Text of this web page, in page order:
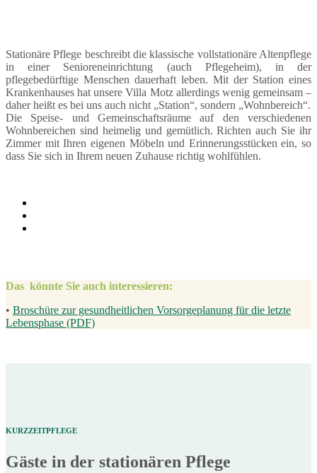
Stationäre Pflege beschreibt die klassische vollstationäre Altenpflege
in einer Senioreneinrichtung (auch Pflegeheim), in der
pflegebedürftige Menschen dauerhaft leben. Mit der Station eines
Krankenhauses hat unsere Villa Motz allerdings wenig gemeinsam –
daher heißt es bei uns auch nicht „Station“, sondern „Wohnbereich“.
Die Speise- und Gemeinschaftsräume auf den verschiedenen
Wohnbereichen sind heimelig und gemütlich. Richten auch Sie ihr
Zimmer mit Ihren eigenen Möbeln und Erinnerungsstücken ein, so
dass Sie sich in Ihrem neuen Zuhause richtig wohlfühlen.
Das könnte Sie auch interessieren:
• Broschüre zur gesundheitlichen Vorsorgeplanung für die letzte
Lebensphase (PDF)
KURZZEITPFLEGE
Gäste in der stationären Pflege